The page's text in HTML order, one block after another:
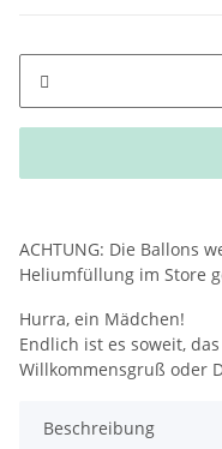
ACHTUNG: Die Ballons
Heliumfüllung im Store
Hurra, ein Mädchen!
Endlich ist es soweit,
Willkommensgruß oder
Beschreibung